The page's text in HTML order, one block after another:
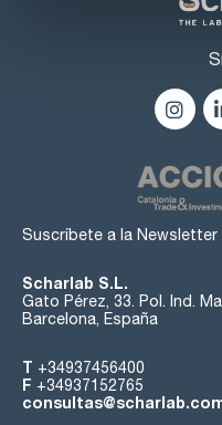
Suscríbete a la Newsletter
Scharlab S.L.
Gato Pérez, 33. Pol. Ind.
Barcelona, España
T +34937456400
F +34937152765